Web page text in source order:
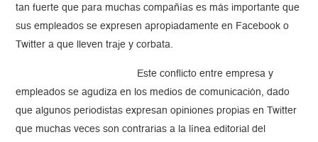
tan fuerte que para muchas compañías es más importante que
sus empleados se expresen apropiadamente en Facebook o
Twitter a que lleven traje y corbata.
Este conflicto entre empresa y
empleados se agudiza en los medios de comunicación, dado
que algunos periodistas expresan opiniones propias en Twitter
que muchas veces son contrarias a la línea editorial del